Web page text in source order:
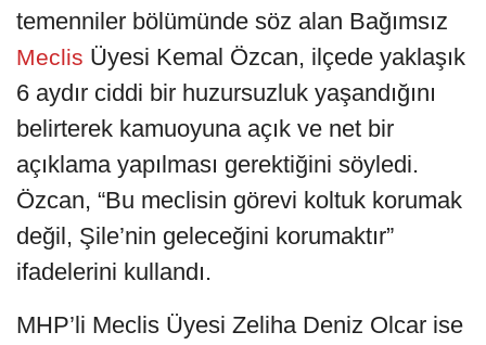
temenniler bölümünde söz alan Bağımsız
Meclis Üyesi Kemal Özcan, ilçede yaklaşık
6 aydır ciddi bir huzursuzluk yaşandığını
belirterek kamuoyuna açık ve net bir
açıklama yapılması gerektiğini söyledi.
Özcan, “Bu meclisin görevi koltuk korumak
değil, Şile’nin geleceğini korumaktır”
ifadelerini kullandı.
MHP’li Meclis Üyesi Zeliha Deniz Olcar ise